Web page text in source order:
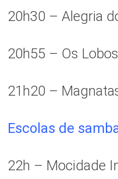
20h30 – Alegria
20h55 – Os Lobos
21h20 –
Escolas de
22h – Mocidade